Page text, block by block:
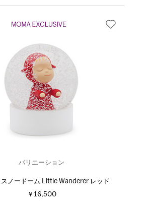
バリエーション
スノードーム Little Wanderer レッド
￥16,500